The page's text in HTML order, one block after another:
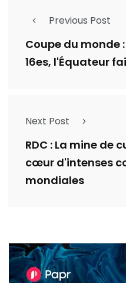
Previous Post
Coupe du monde
16es, l'Équateur
Next Post
RDC : La mine de
cœur d'intenses
mondiales